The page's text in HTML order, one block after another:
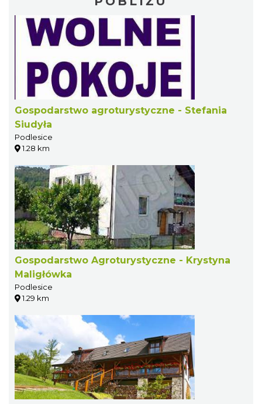
Gospodarstwo agroturystyczne - Stefania
Siudyła
Podlesice
1.28 km
Gospodarstwo Agroturystyczne - Krystyna
Maligłówka
Podlesice
1.29 km